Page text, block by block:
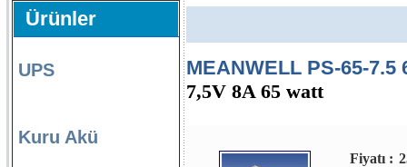
Ürünler
UPS
Kuru Akü
MEANWELL PS-65-7.5
7,5V 8A 65 watt
Fiyatı :